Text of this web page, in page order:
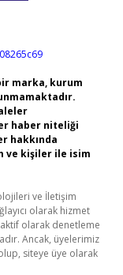
marka, kurum
haber niteliği
hakkında
ve kişiler ile isim
ve İletişim
olarak hizmet
olarak denetleme
Ancak, üyelerimiz
siteye üye olarak